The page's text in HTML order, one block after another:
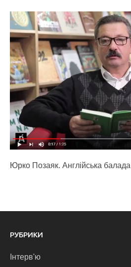
Юрко Позаяк. Англійська балада
РУБРИКИ
Інтерв'ю